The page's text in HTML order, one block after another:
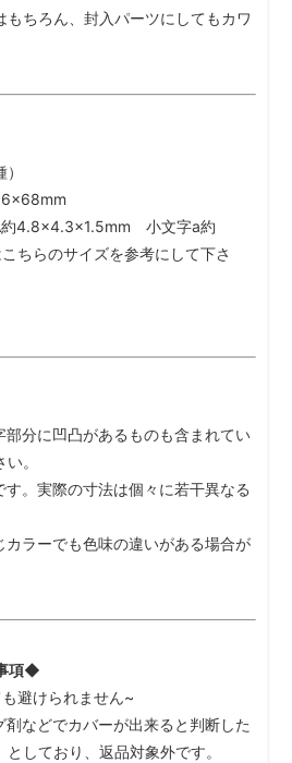
もちろん、封入パーツにしてもカワ
約4.8×4.3×1.5mm 小文字a約
ちらのサイズを参考にして下さ
分に凹凸があるものも含まれてい
。
。実際の寸法は個々に若干異なる
ラーでも色味の違いがある場合が
項◆
避けられません~
などでカバーが出来ると判断した
しており、返品対象外です。